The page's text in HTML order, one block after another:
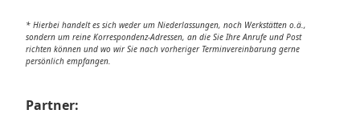
* Hierbei handelt es sich weder um Niederlassungen, noch Werkstätten o.ä.,
sondern um reine Korrespondenz-Adressen, an die Sie Ihre Anrufe und Post
richten können und wo wir Sie nach vorheriger Terminvereinbarung gerne
persönlich empfangen.
Partner: